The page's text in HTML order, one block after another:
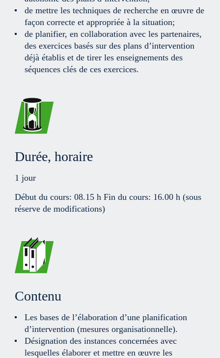
de mettre les techniques de recherche en œuvre de
façon correcte et appropriée à la situation;
de planifier, en collaboration avec les partenaires,
des exercices basés sur des plans d’intervention
déjà établis et de tirer les enseignements des
séquences clés de ces exercices.
Durée, horaire
1 jour
Début du cours: 08.15 h Fin du cours: 16.00 h (sous
réserve de modifications)
Contenu
Les bases de l’élaboration d’une planification
d’intervention (mesures organisationnelle).
Désignation des instances concernées avec
lesquelles élaborer et mettre en œuvre les